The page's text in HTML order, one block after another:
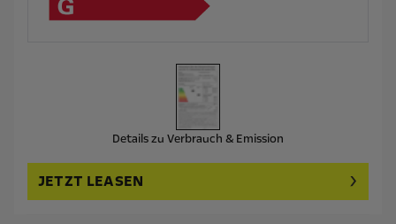
Details zu Verbrauch & Emission
JETZT LEASEN